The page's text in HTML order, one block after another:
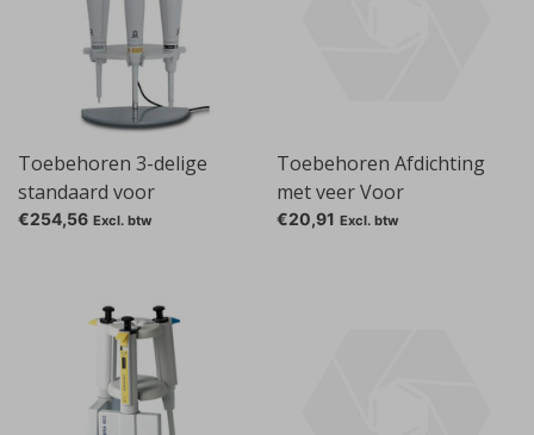
Toebehoren 3-delige
standaard voor
Transferpette® electronic
€254,56 Excl. btw
Toebehoren Afdichting
met veer Voor
microliterpipetten, Gesch.
€20,91 Excl. btw